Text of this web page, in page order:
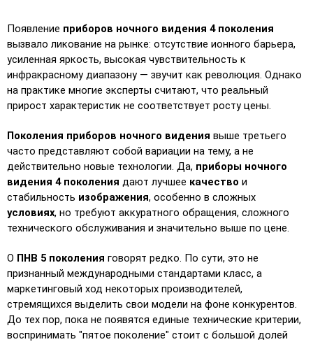
Появление приборов ночного видения 4 поколения
вызвало ликование на рынке: отсутствие ионного барьера,
усиленная яркость, высокая чувствительность к
инфракрасному диапазону — звучит как революция. Однако
на практике многие эксперты считают, что реальный
прирост характеристик не соответствует росту цены.
Поколения приборов ночного видения выше третьего
часто представляют собой вариации на тему, а не
действительно новые технологии. Да, приборы ночного
видения 4 поколения дают лучшее качество и
стабильность изображения
условиях, но требуют аккуратного обращения, сложного
технического обслуживания и значительно выше по цене.
О ПНВ 5 поколения говорят редко. По сути, это не
признанный международными стандартами класс, а
маркетинговый ход некоторых производителей,
стремящихся выделить свои модели на фоне конкурентов.
До тех пор, пока не появятся единые технические критерии,
воспринимать "пятое поколение" стоит с большой долей